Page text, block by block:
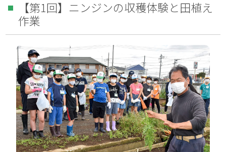
【第1回】ニンジンの収穫体験と田植え
作業